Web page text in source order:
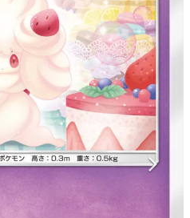
「ラスボス」… ゲームにまつわる言葉
、コンピューター文化史研究家・タ
査。